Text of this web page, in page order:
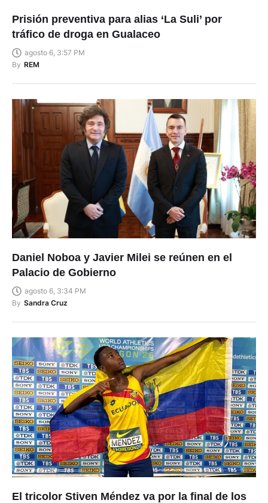
Prisión preventiva para alias ‘La Suli’ por
tráfico de droga en Gualaceo
agosto 6, 3:57 PM
By REM
Daniel Noboa y Javier Milei se reúnen en el
Palacio de Gobierno
agosto 6, 3:34 PM
By Sandra Cruz
El tricolor Stiven Méndez va por la final de los